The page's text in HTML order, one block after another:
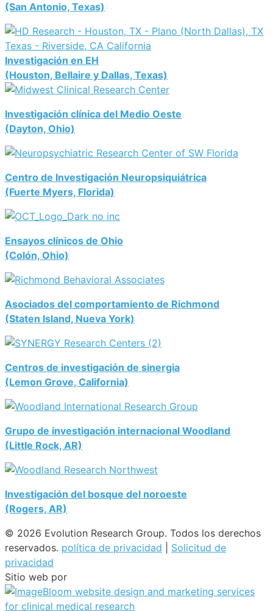
(San Antonio, Texas)
Investigación en EH
(Houston, Bellaire y Dallas, Texas)
Investigación clínica del Medio Oeste
(Dayton, Ohio)
Centro de Investigación Neuropsiquiátrica
(Fuerte Myers, Florida)
Ensayos clínicos de Ohio
(Colón, Ohio)
Asociados del comportamiento de Richmond
(Staten Island, Nueva York)
Centros de investigación de sinergia
(Lemon Grove, California)
Grupo de investigación internacional Woodland
(Little Rock, AR)
Investigación del bosque del noroeste
(Rogers, AR)
© 2026 Evolution Research Group. Todos los derechos
reservados. política de privacidad
Solicitud de
privacidad
Sitio web por